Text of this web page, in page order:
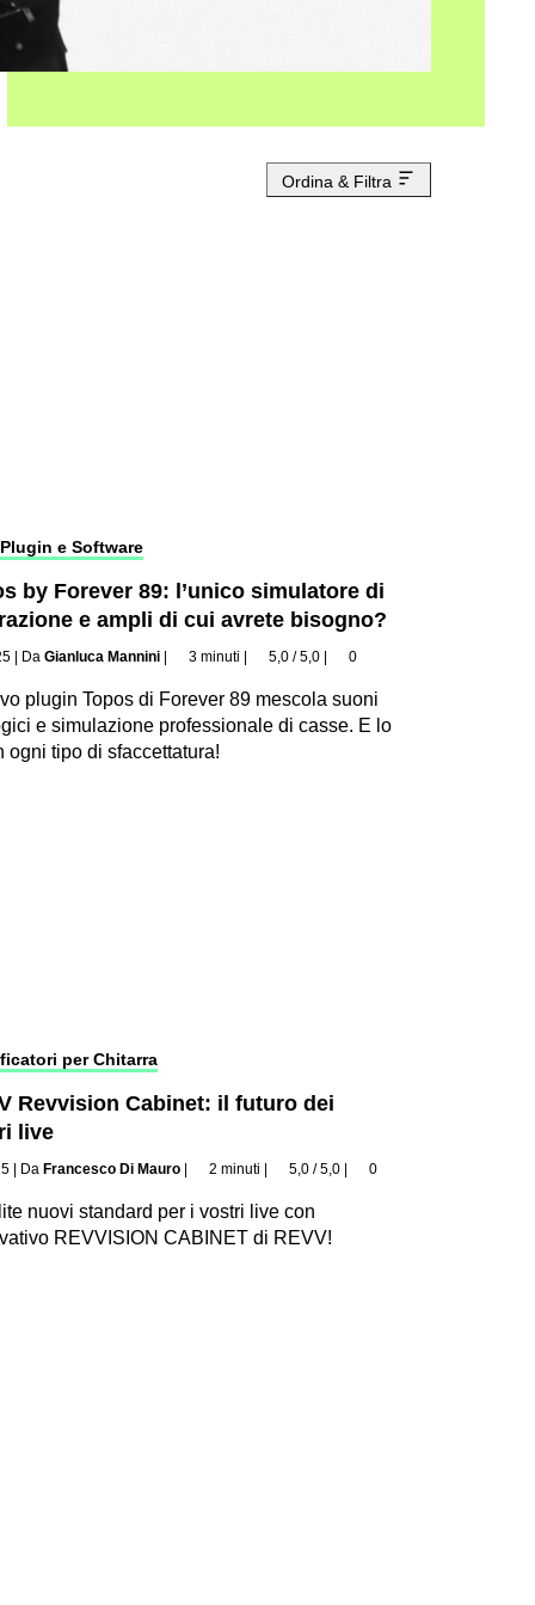
Ordina & Filtra
Plugin e Software
by Forever 89: l’unico simulatore di
e ampli di cui avrete bisogno?
| Da Gianluca Mannini | 3 minuti | 5,0 / 5,0 | 0
plugin Topos di Forever 89 mescola suoni
e simulazione professionale di casse. E lo
ogni tipo di sfaccettatura!
per Chitarra
Revvision Cabinet: il futuro dei
live
| Da Francesco Di Mauro | 2 minuti | 5,0 / 5,0 | 0
nuovi standard per i vostri live con
REVVISION CABINET di REVV!